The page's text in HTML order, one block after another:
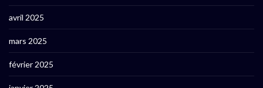
avril 2025
mars 2025
février 2025